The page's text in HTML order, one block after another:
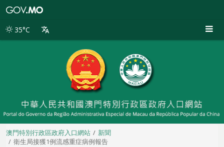
別
35°C
澳門特別行政區政府入口網站
新聞
衛生局接獲1例流感重症病例報告